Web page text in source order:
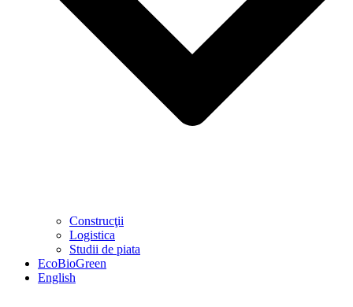
Construcţii
Logistica
Studii de piata
EcoBioGreen
English